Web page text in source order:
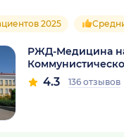
2025
РЖД-Медицина
4.3 136 отзывов